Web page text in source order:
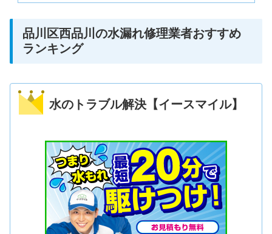
品川区西品川の水漏れ修理業者おすすめ
ランキング
水のトラブル解決【イースマイル】